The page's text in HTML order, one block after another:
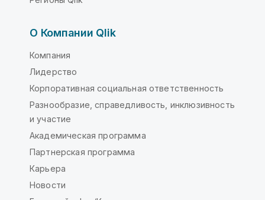
О Компании Qlik
Компания
Лидерство
Корпоративная социальная ответственность
Разнообразие, справедливость, инклюзивность
и участие
Академическая программа
Партнерская программа
Карьера
Новости